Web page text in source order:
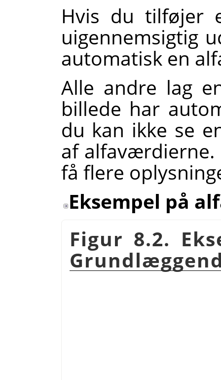
Hvis du
uigennemsigtig
automatisk en
Alle andre lag
billede har
du kan ikke se
af
få flere
Eksempel på
Figur 8.2.